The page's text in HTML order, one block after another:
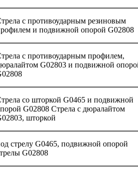
с противоударным резиновым
и подвижной опорой G02808
с противоударным профилем,
G02803 и подвижной
со шторкой G0465 и подвижной
G02808 Стрела с дюралайтом
шторкой
стрелу G0465, подвижной опорой
G02808